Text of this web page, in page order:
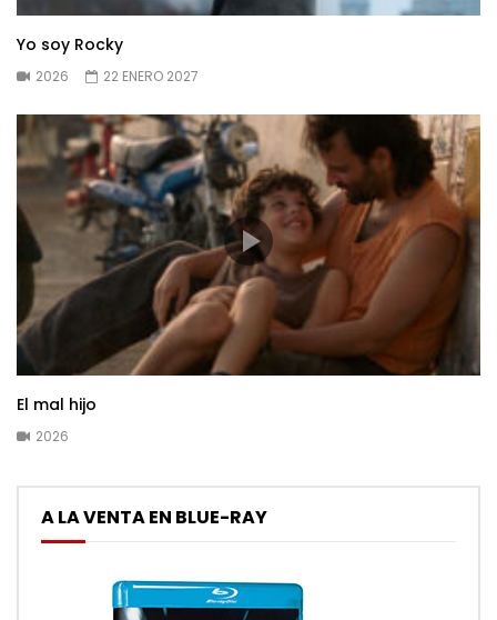
Yo soy Rocky
2026 22 ENERO 2027
El mal hijo
2026
A LA VENTA EN BLUE-RAY